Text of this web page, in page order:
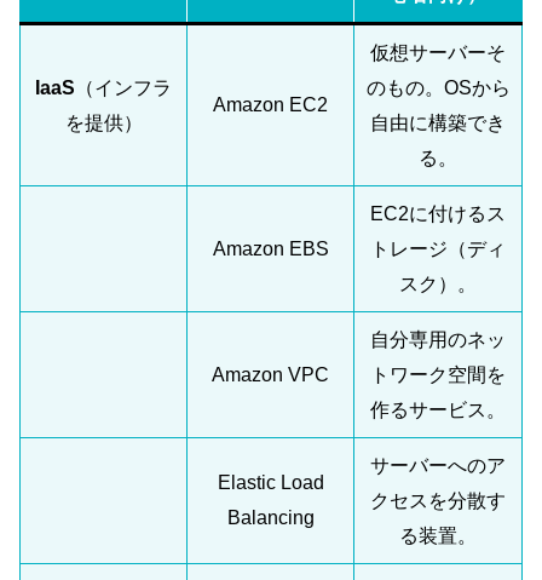
IaaS （インフラ
を提供）
Amazon EC2
仮想サーバーそ
のもの。OSから
自由に構築でき
る。
Amazon EBS
EC2に付けるス
トレージ（ディ
スク）。
Amazon VPC
自分専用のネッ
トワーク空間を
作るサービス。
Elastic Load
Balancing
サーバーへのア
クセスを分散す
る装置。